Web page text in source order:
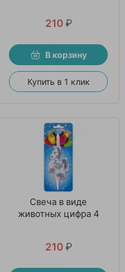
210 ₽
В корзину
Купить в 1 клик
Свеча в виде
животных цифра 4
210 ₽